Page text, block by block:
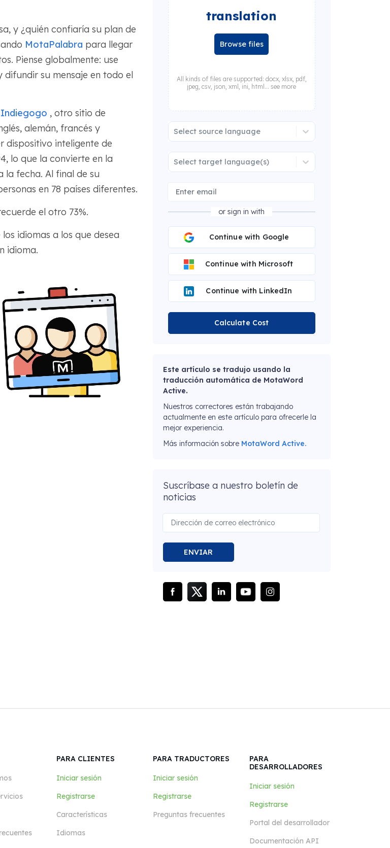
y ¿quién confiaría su plan de
MotaPalabra para llegar
Piense globalmente: use
su mensaje en todo el
Indiegogo , otro sitio de
alemán, francés y
dispositivo inteligente de
lo que la convierte en la
fecha. Al final de su
en 78 países diferentes.
el otro 73%.
idiomas a los que desea
idioma.
translation
Browse files
All kinds of files are supported: docx, xlsx, pdf,
jpeg, csv, json, xml, ini, html... see more
Select source language
Select target language(s)
or sign in with
Continue with Google
Continue with Microsoft
Continue with LinkedIn
Calculate Cost
Este artículo se tradujo usando la
traducción automática de MotaWord
Active.
Nuestros correctores están trabajando
actualmente en este artículo para ofrecerle la
mejor experiencia.
Más información sobre MotaWord Active.
Suscríbase a nuestro boletín de
noticias
ENVIAR
PARA CLIENTES
Iniciar sesión
Registrarse
Características
Idiomas
PARA TRADUCTORES
Iniciar sesión
Registrarse
Preguntas frecuentes
PARA
DESARROLLADORES
Iniciar sesión
Registrarse
Portal del desarrollador
Documentación API